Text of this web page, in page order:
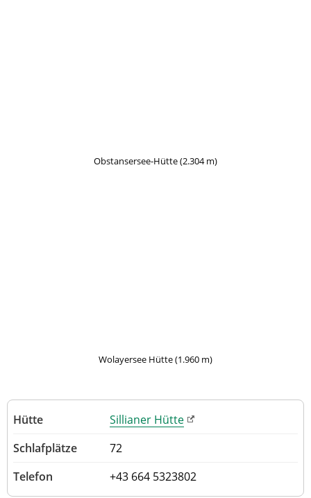
Obstansersee-Hütte (2.304 m)
Wolayersee Hütte (1.960 m)
Sillianer Hütte
72
+43 664 5323802